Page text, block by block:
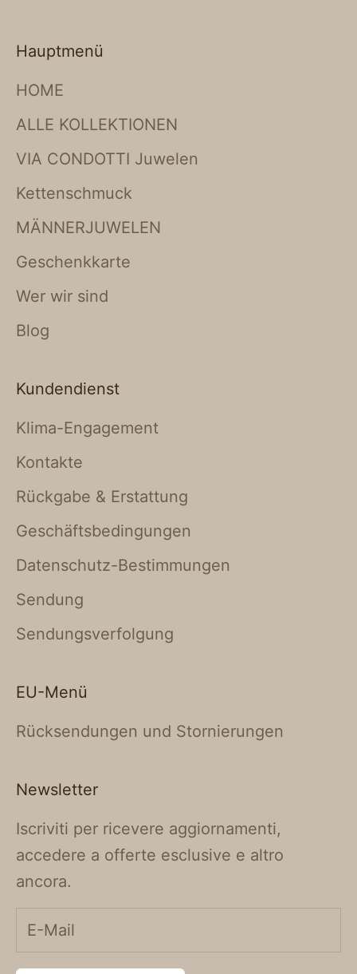
Hauptmenü
HOME
ALLE KOLLEKTIONEN
VIA CONDOTTI Juwelen
Kettenschmuck
MÄNNERJUWELEN
Geschenkkarte
Wer wir sind
Blog
Kundendienst
Klima-Engagement
Kontakte
Rückgabe & Erstattung
Geschäftsbedingungen
Datenschutz-Bestimmungen
Sendung
Sendungsverfolgung
EU-Menü
Rücksendungen und Stornierungen
Newsletter
Iscriviti per ricevere aggiornamenti,
accedere a offerte esclusive e altro
ancora.